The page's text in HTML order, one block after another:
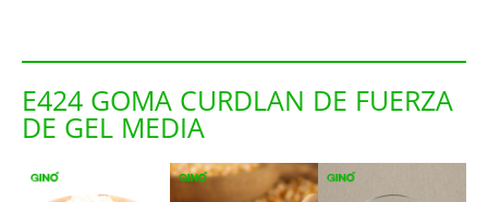
E424 GOMA CURDLAN DE FUERZA
DE GEL MEDIA